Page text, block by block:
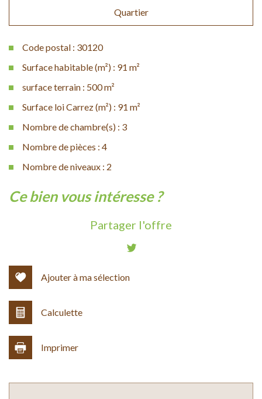
Quartier
Code postal : 30120
Surface habitable (m²) : 91 m²
surface terrain : 500 m²
Surface loi Carrez (m²) : 91 m²
Nombre de chambre(s) : 3
Nombre de pièces : 4
Nombre de niveaux : 2
la ville de montdardier (30120)
ce bien vous intéresse ?
Partager l'offre
Ajouter à ma sélection
Calculette
Imprimer